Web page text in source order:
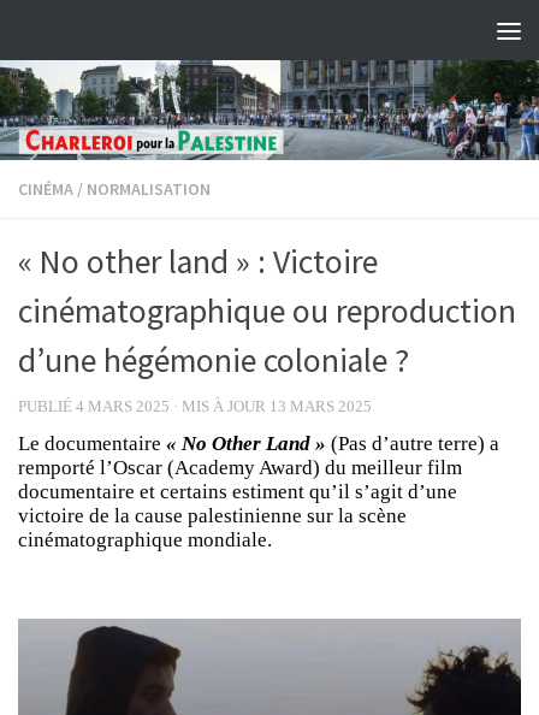
CINÉMA / NORMALISATION
« No other land » : Victoire
cinématographique ou reproduction
d’une hégémonie coloniale ?
PUBLIÉ 4 MARS 2025 · MIS À JOUR 13 MARS 2025
Le documentaire « No Other Land » (Pas d’autre terre) a
remporté l’Oscar (Academy Award) du meilleur film
documentaire et certains estiment qu’il s’agit d’une
victoire de la cause palestinienne sur la scène
cinématographique mondiale.